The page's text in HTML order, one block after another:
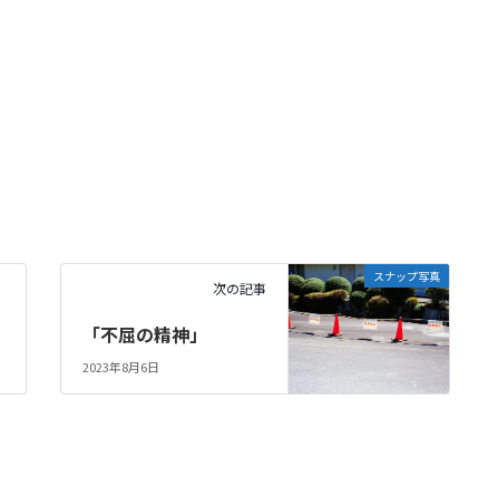
スナップ写真
次の記事
「不屈の精神」
2023年8月6日